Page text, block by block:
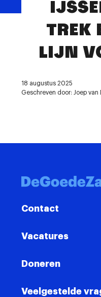
Contact
TREK
LIJN
18 augustus 2025
Geschreven door: Joep van
Contact
Vacatures
Doneren
Veelgestelde